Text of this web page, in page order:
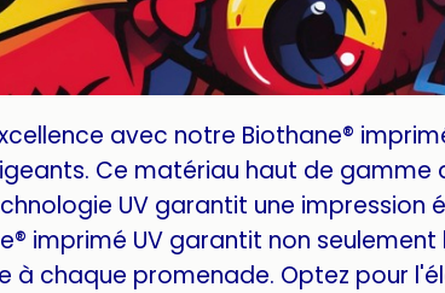
avec notre Biothane®
Ce matériau haut de
UV garantit une
imprimé UV garantit non
à chaque promenade. Optez pour